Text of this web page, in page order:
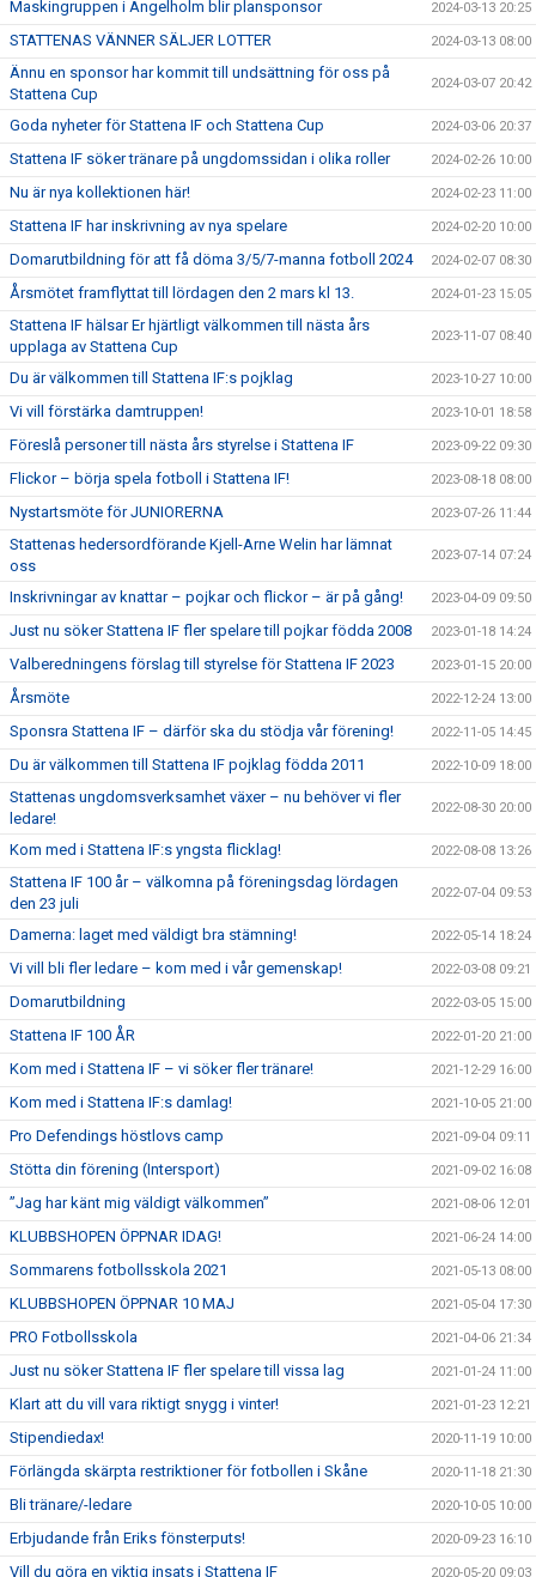
Maskingruppen i Ängelholm blir plansponsor 2024-03-13 20:25
STATTENAS VÄNNER SÄLJER LOTTER 2024-03-13 08:00
Ännu en sponsor har kommit till undsättning för oss på
Stattena Cup
2024-03-07 20:42
Goda nyheter för Stattena IF och Stattena Cup 2024-03-06 20:37
Stattena IF söker tränare på ungdomssidan i olika roller 2024-02-26 10:00
Nu är nya kollektionen här! 2024-02-23 11:00
Stattena IF har inskrivning av nya spelare 2024-02-20 10:00
Domarutbildning för att få döma 3/5/7-manna fotboll 2024 2024-02-07 08:30
Årsmötet framflyttat till lördagen den 2 mars kl 13. 2024-01-23 15:05
Stattena IF hälsar Er hjärtligt välkommen till nästa års
upplaga av Stattena Cup
2023-11-07 08:40
Du är välkommen till Stattena IF:s pojklag 2023-10-27 10:00
Vi vill förstärka damtruppen! 2023-10-01 18:58
Föreslå personer till nästa års styrelse i Stattena IF 2023-09-22 09:30
Flickor – börja spela fotboll i Stattena IF! 2023-08-18 08:00
Nystartsmöte för JUNIORERNA 2023-07-26 11:44
Stattenas hedersordförande Kjell-Arne Welin har lämnat
oss
2023-07-14 07:24
Inskrivningar av knattar – pojkar och flickor – är på gång! 2023-04-09 09:50
Just nu söker Stattena IF fler spelare till pojkar födda 2008 2023-01-18 14:24
Valberedningens förslag till styrelse för Stattena IF 2023 2023-01-15 20:00
Årsmöte 2022-12-24 13:00
Sponsra Stattena IF – därför ska du stödja vår förening! 2022-11-05 14:45
Du är välkommen till Stattena IF pojklag födda 2011 2022-10-09 18:00
Stattenas ungdomsverksamhet växer – nu behöver vi fler
ledare!
2022-08-30 20:00
Kom med i Stattena IF:s yngsta flicklag! 2022-08-08 13:26
Stattena IF 100 år – välkomna på föreningsdag lördagen
den 23 juli
2022-07-04 09:53
Damerna: laget med väldigt bra stämning! 2022-05-14 18:24
Vi vill bli fler ledare – kom med i vår gemenskap! 2022-03-08 09:21
Domarutbildning 2022-03-05 15:00
Stattena IF 100 ÅR 2022-01-20 21:00
Kom med i Stattena IF – vi söker fler tränare! 2021-12-29 16:00
Kom med i Stattena IF:s damlag! 2021-10-05 21:00
Pro Defendings höstlovs camp 2021-09-04 09:11
Stötta din förening (Intersport) 2021-09-02 16:08
”Jag har känt mig väldigt välkommen” 2021-08-06 12:01
KLUBBSHOPEN ÖPPNAR IDAG! 2021-06-24 14:00
Sommarens fotbollsskola 2021 2021-05-13 08:00
KLUBBSHOPEN ÖPPNAR 10 MAJ 2021-05-04 17:30
PRO Fotbollsskola 2021-04-06 21:34
Just nu söker Stattena IF fler spelare till vissa lag 2021-01-24 11:00
Klart att du vill vara riktigt snygg i vinter! 2021-01-23 12:21
Stipendiedax! 2020-11-19 10:00
Förlängda skärpta restriktioner för fotbollen i Skåne 2020-11-18 21:30
Bli tränare/-ledare 2020-10-05 10:00
Erbjudande från Eriks fönsterputs! 2020-09-23 16:10
Vill du göra en viktig insats i Stattena IF 2020-05-20 09:03